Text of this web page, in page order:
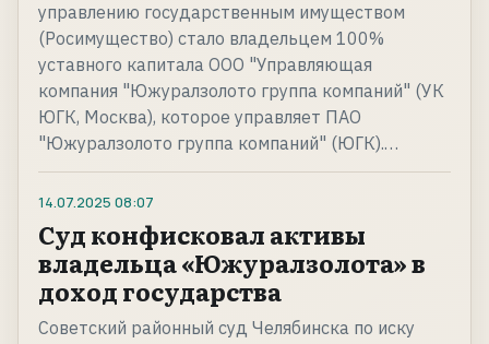
управлению государственным имуществом
(Росимущество) стало владельцем 100%
уставного капитала ООО "Управляющая
компания "Южуралзолото группа компаний" (УК
ЮГК, Москва), которое управляет ПАО
"Южуралзолото группа компаний" (ЮГК).…
14.07.2025 08:07
Суд конфисковал активы
владельца «Южуралзолота» в
доход государства
Советский районный суд Челябинска по иску